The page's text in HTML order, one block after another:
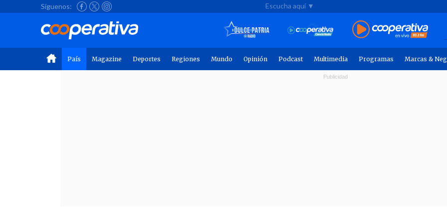
Síguenos: Escucha aquí ▼
País Magazine Deportes Regiones Mundo Opinión Podcast Multimedia Programas Marcas &